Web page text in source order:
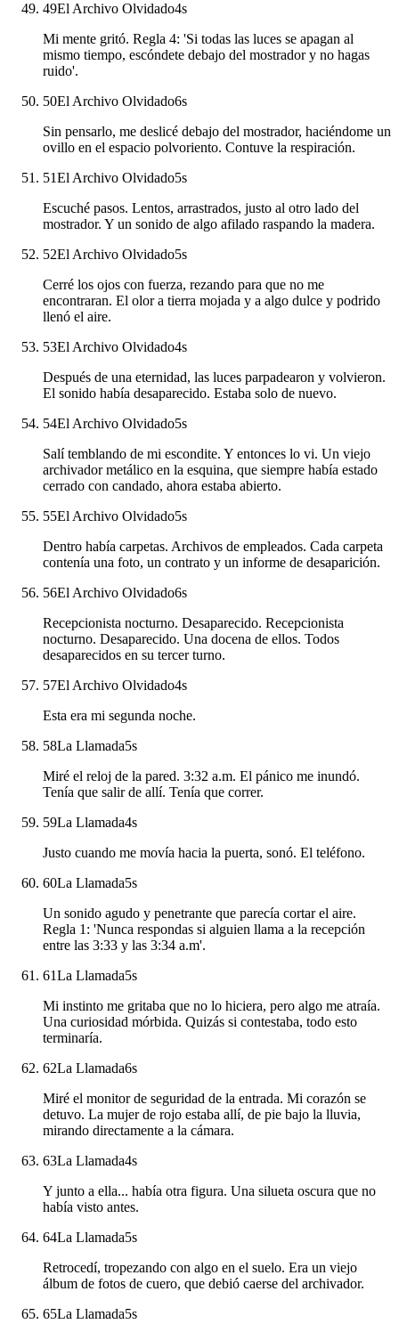
49El Archivo Olvidado4s
Mi mente gritó. Regla 4: 'Si todas las luces se apagan al
mismo tiempo, escóndete debajo del mostrador y no hagas
ruido'.
50El Archivo Olvidado6s
Sin pensarlo, me deslicé debajo del mostrador, haciéndome un
ovillo en el espacio polvoriento. Contuve la respiración.
51El Archivo Olvidado5s
Escuché pasos. Lentos, arrastrados, justo al otro lado del
mostrador. Y un sonido de algo afilado raspando la madera.
52El Archivo Olvidado5s
Cerré los ojos con fuerza, rezando para que no me
encontraran. El olor a tierra mojada y a algo dulce y podrido
llenó el aire.
53El Archivo Olvidado4s
Después de una eternidad, las luces parpadearon y volvieron.
El sonido había desaparecido. Estaba solo de nuevo.
54El Archivo Olvidado5s
Salí temblando de mi escondite. Y entonces lo vi. Un viejo
archivador metálico en la esquina, que siempre había estado
cerrado con candado, ahora estaba abierto.
55El Archivo Olvidado5s
Dentro había carpetas. Archivos de empleados. Cada carpeta
contenía una foto, un contrato y un informe de desaparición.
56El Archivo Olvidado6s
Recepcionista nocturno. Desaparecido. Recepcionista
nocturno. Desaparecido. Una docena de ellos. Todos
desaparecidos en su tercer turno.
57El Archivo Olvidado4s
Esta era mi segunda noche.
58La Llamada5s
Miré el reloj de la pared. 3:32 a.m. El pánico me inundó.
Tenía que salir de allí. Tenía que correr.
59La Llamada4s
Justo cuando me movía hacia la puerta, sonó. El teléfono.
60La Llamada5s
Un sonido agudo y penetrante que parecía cortar el aire.
Regla 1: 'Nunca respondas si alguien llama a la recepción
entre las 3:33 y las 3:34 a.m'.
61La Llamada5s
Mi instinto me gritaba que no lo hiciera, pero algo me atraía.
Una curiosidad mórbida. Quizás si contestaba, todo esto
terminaría.
62La Llamada6s
Miré el monitor de seguridad de la entrada. Mi corazón se
detuvo. La mujer de rojo estaba allí, de pie bajo la lluvia,
mirando directamente a la cámara.
63La Llamada4s
Y junto a ella... había otra figura. Una silueta oscura que no
había visto antes.
64La Llamada5s
Retrocedí, tropezando con algo en el suelo. Era un viejo
álbum de fotos de cuero, que debió caerse del archivador.
65La Llamada5s